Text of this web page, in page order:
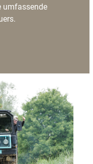
umfassende